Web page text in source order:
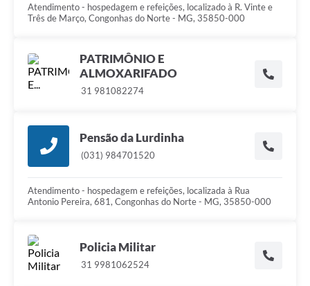
Atendimento - hospedagem e refeições, localizado à R. Vinte e
Três de Março, Congonhas do Norte - MG, 35850-000
PATRIMÔNIO E
ALMOXARIFADO
31 981082274
Pensão da Lurdinha
(031) 984701520
Atendimento - hospedagem e refeições, localizada à Rua
Antonio Pereira, 681, Congonhas do Norte - MG, 35850-000
Policia Militar
31 9981062524